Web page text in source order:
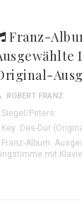
Franz-
ROBERT FRANZ
Siegel/Peters:
Key: Des-Dur
Franz-Album.
mit